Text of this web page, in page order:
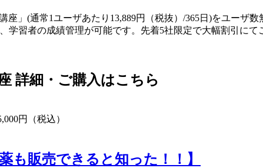
」(通常1ユーザあたり13,889円（税抜）/365日)をユーザ
学習者の成績管理が可能です。先着5社限定で大幅割引にて
詳細・ご購入はこちら
円（税込）
も販売できると知った！！】